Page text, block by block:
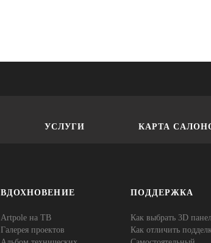
УСЛУГИ КАРТА
ВДОХНОВЕНИЕ
Artpole на ТВ
Галерея проектов
ПОДДЕРЖКА
Как выбрать 3D
Как отличить